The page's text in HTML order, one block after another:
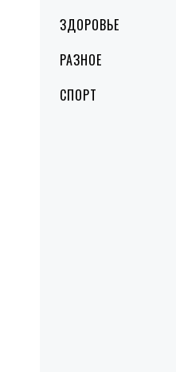
ЗДОРОВЬЕ
РАЗНОЕ
СПОРТ